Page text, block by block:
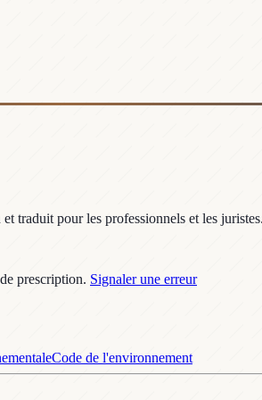
traduit pour les professionnels et les
prescription. Signaler une erreur
Code de l'environnement